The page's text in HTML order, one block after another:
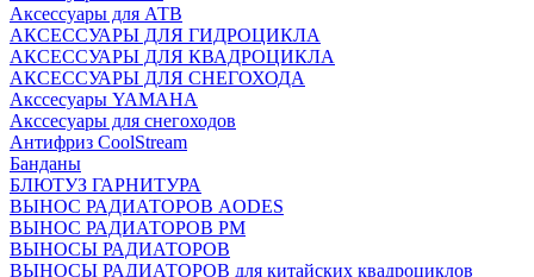
Аксессуары для АТВ
АКСЕССУАРЫ ДЛЯ ГИДРОЦИКЛА
АКСЕССУАРЫ ДЛЯ КВАДРОЦИКЛА
АКСЕССУАРЫ ДЛЯ СНЕГОХОДА
Акссесуары YAMAHA
Акссесуары для снегоходов
Антифриз CoolStream
Банданы
БЛЮТУЗ ГАРНИТУРА
ВЫНОС РАДИАТОРОВ AODES
ВЫНОС РАДИАТОРОВ РМ
ВЫНОСЫ РАДИАТОРОВ
ВЫНОСЫ РАДИАТОРОВ для китайских квадроциклов